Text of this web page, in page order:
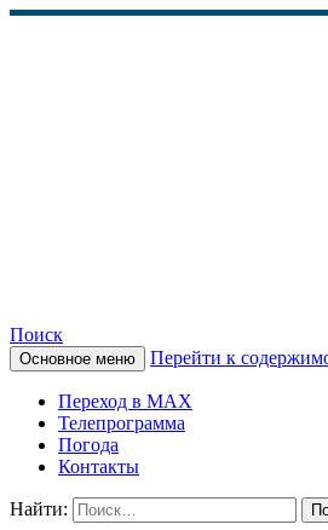
КАМЧАТСКОЕ
АГЕНТСТВО
«ВЕСТИ»)
Поиск
Основное меню Перейти к
Переход в MAX
Телепрограмма
Погода
Контакты
Найти: